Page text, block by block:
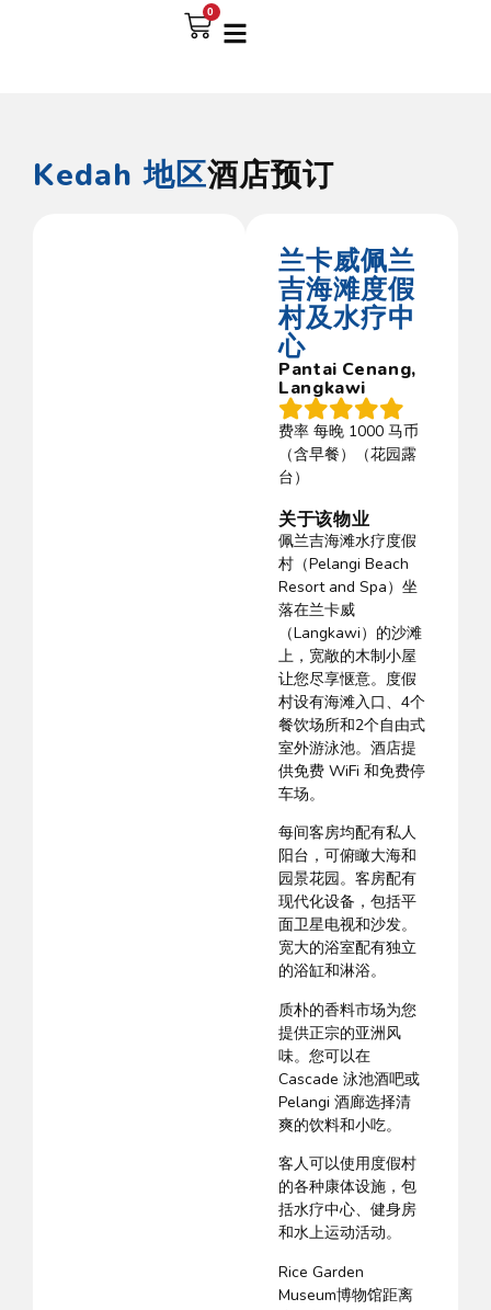
0
Kedah 地区酒店预订
兰卡威佩兰
吉海滩度假
村及水疗中
心
Pantai Cenang,
Langkawi
费率 每晚 1000 马币
（含早餐）（花园露
台）
关于该物业
佩兰吉海滩水疗度假
村（Pelangi Beach
Resort and Spa）坐
落在兰卡威
（Langkawi）的沙滩
上，宽敞的木制小屋
让您尽享惬意。度假
村设有海滩入口、4个
餐饮场所和2个自由式
室外游泳池。酒店提
供免费 WiFi 和免费停
车场。
每间客房均配有私人
阳台，可俯瞰大海和
园景花园。客房配有
现代化设备，包括平
面卫星电视和沙发。
宽大的浴室配有独立
的浴缸和淋浴。
质朴的香料市场为您
提供正宗的亚洲风
味。您可以在
Cascade 泳池酒吧或
Pelangi 酒廊选择清
爽的饮料和小吃。
客人可以使用度假村
的各种康体设施，包
括水疗中心、健身房
和水上运动活动。
Rice Garden
Museum博物馆距离